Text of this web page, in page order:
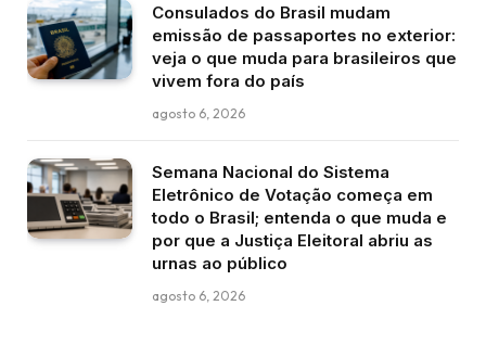
Consulados do Brasil mudam
emissão de passaportes no exterior:
veja o que muda para brasileiros que
vivem fora do país
agosto 6, 2026
Semana Nacional do Sistema
Eletrônico de Votação começa em
todo o Brasil; entenda o que muda e
por que a Justiça Eleitoral abriu as
urnas ao público
agosto 6, 2026